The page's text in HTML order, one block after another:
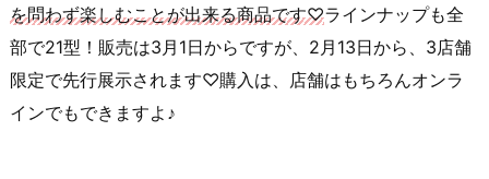
を問わず楽しむことが出来る商品です♡ラインナップも全
部で21型！販売は3月1日からですが、2月13日から、3店舗
限定で先行展示されます♡購入は、店舗はもちろんオンラ
インでもできますよ♪